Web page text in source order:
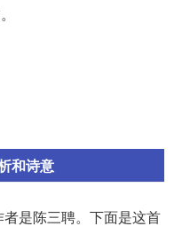
和诗意
者是陈三聘。下面是这首